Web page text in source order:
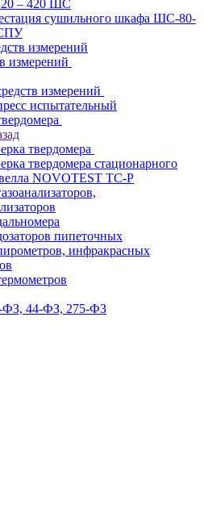
– 420 ШС
сушильного шкафа ШС-80-
измерений
измерений
измерений
испытательный
твердомера
твердомера стационарного
NOVOTEST TС-Р
пипеточных
инфракрасных
ФЗ, 44-ФЗ, 275-ФЗ